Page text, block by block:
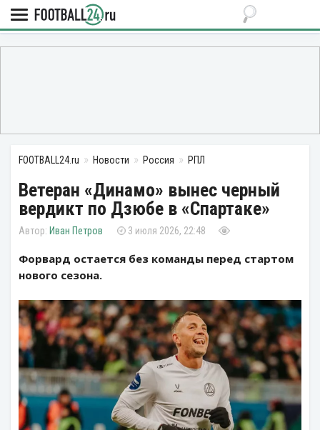
FOOTBALL24.ru Новости Россия РПЛ
Ветеран «Динамо» вынес черный
вердикт по Дзюбе в «Спартаке»
Иван Петров 3 июля 2026, 22:48
Форвард остается без команды перед стартом
нового сезона.